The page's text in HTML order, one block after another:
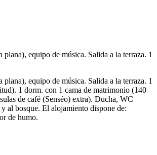
equipo de música. Salida a la terraza. 1
equipo de música. Salida a la terraza. 1
1 dorm. con 1 cama de matrimonio (140
de café (Senséo) extra). Ducha, WC
al bosque. El alojamiento dispone de:
de humo.